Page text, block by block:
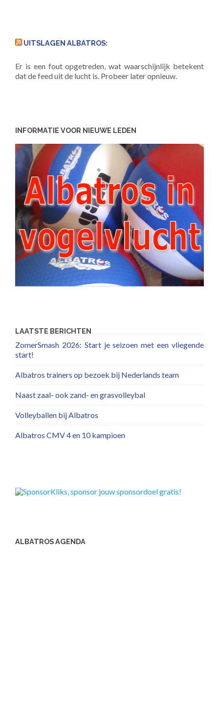
UITSLAGEN ALBATROS:
Er is een fout opgetreden, wat waarschijnlijk betekent
dat de feed uit de lucht is. Probeer later opnieuw.
INFORMATIE VOOR NIEUWE LEDEN
LAATSTE BERICHTEN
ZomerSmash 2026: Start je seizoen met een vliegende
start!
Albatros trainers op bezoek bij Nederlands team
Naast zaal- ook zand- en grasvolleybal
Volleyballen bij Albatros
Albatros CMV 4 en 10 kampioen
ALBATROS AGENDA